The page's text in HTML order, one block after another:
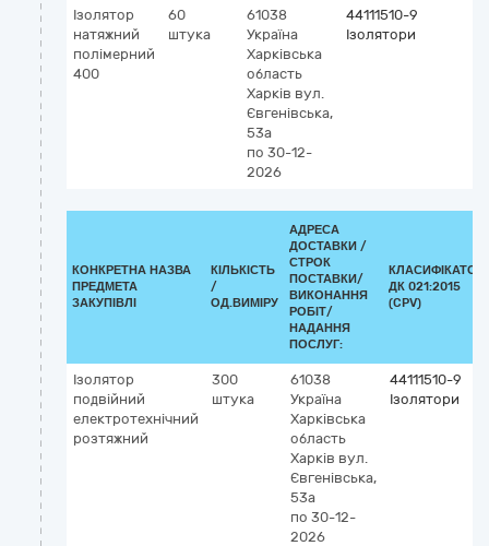
Ізолятор
натяжний
полімерний
400
60
штука
61038
Україна
Харківська
область
Харків вул.
Євгенівська,
53а
по 30-12-
2026
44111510-9
Ізолятори
КОНКРЕТНА НАЗВА
ПРЕДМЕТА
ЗАКУПІВЛІ
КІЛЬКІСТЬ
/
ОД.ВИМІРУ
АДРЕСА
ДОСТАВКИ /
СТРОК
ПОСТАВКИ/
ВИКОНАННЯ
РОБІТ/
НАДАННЯ
ПОСЛУГ:
КЛАСИФІКАТОР
ДК 021:2015
(CPV)
Ізолятор
подвійний
електротехнічний
розтяжний
300
штука
61038
Україна
Харківська
область
Харків вул.
Євгенівська,
53а
по 30-12-
2026
44111510-9
Ізолятори